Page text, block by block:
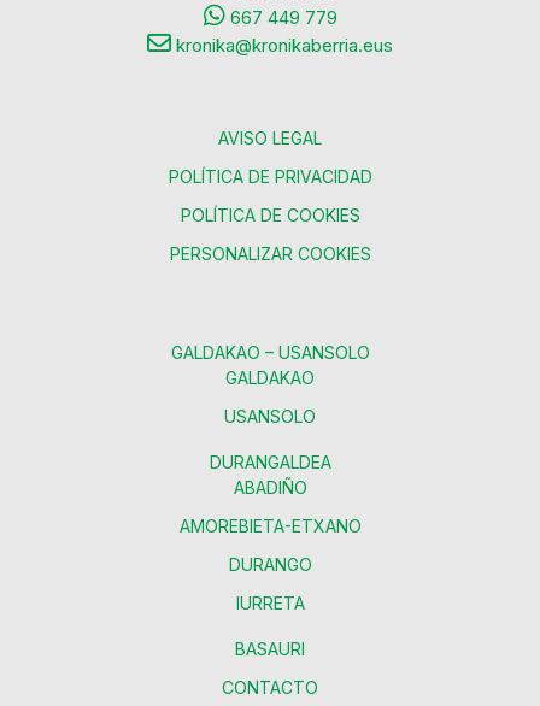
667 449 779
kronika@kronikaberria.eus
AVISO LEGAL
POLÍTICA DE PRIVACIDAD
POLÍTICA DE COOKIES
PERSONALIZAR COOKIES
GALDAKAO – USANSOLO
GALDAKAO
USANSOLO
DURANGALDEA
ABADIÑO
AMOREBIETA-ETXANO
DURANGO
IURRETA
BASAURI
CONTACTO